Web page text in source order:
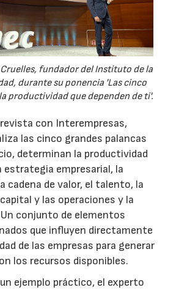
Cruelles, fundador del Instituto de la
durante su ponencia 'Las cinco
productividad que dependen de ti'.
con Interempresas,
las cinco grandes palancas
determinan la productividad
estrategia empresarial, la
cadena de valor, el talento, la
y las operaciones y la
conjunto de elementos
que influyen directamente
de las empresas para generar
los recursos disponibles.
ejemplo práctico, el experto